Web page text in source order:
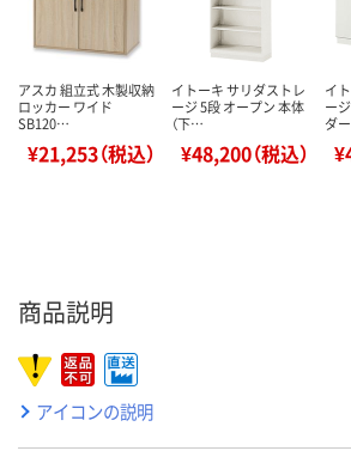
アスカ 組立式 木製収納
ロッカー ワイド
SB120…
¥21,253（税込）
イトーキ サリダストレ
ージ 5段 オープン 本体
（下…
¥48,200（税込）
イ
ー
ダ
商品説明
アイコンの説明